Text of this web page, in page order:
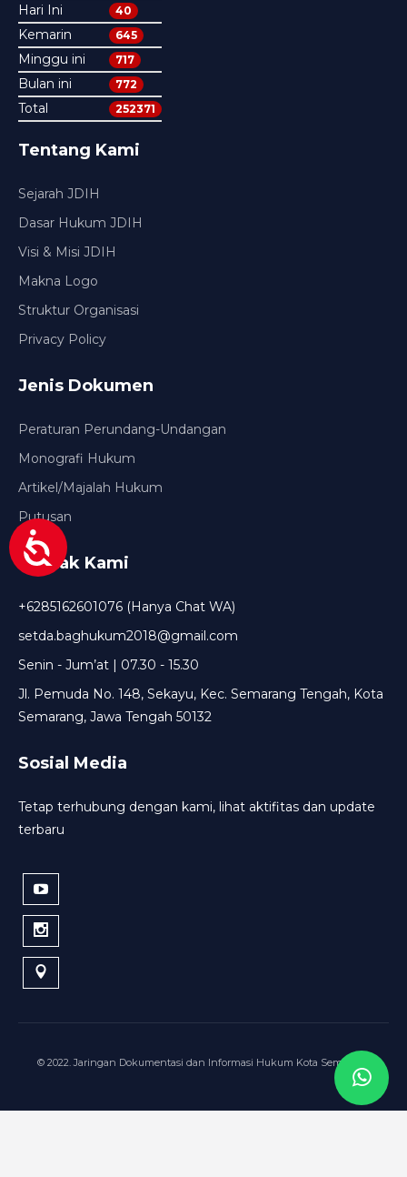
Hari Ini 40
Kemarin 645
Minggu ini 717
Bulan ini 772
Total 252371
Tentang Kami
Sejarah JDIH
Dasar Hukum JDIH
Visi & Misi JDIH
Makna Logo
Struktur Organisasi
Privacy Policy
Jenis Dokumen
Peraturan Perundang-Undangan
Monografi Hukum
Artikel/Majalah Hukum
Putusan
Kontak Kami
+6285162601076 (Hanya Chat WA)
setda.baghukum2018@gmail.com
Senin - Jum’at | 07.30 - 15.30
Jl. Pemuda No. 148, Sekayu, Kec. Semarang Tengah, Kota
Semarang, Jawa Tengah 50132
Sosial Media
Tetap terhubung dengan kami, lihat aktifitas dan update
terbaru
© 2022. Jaringan Dokumentasi dan Informasi Hukum Kota Semarang